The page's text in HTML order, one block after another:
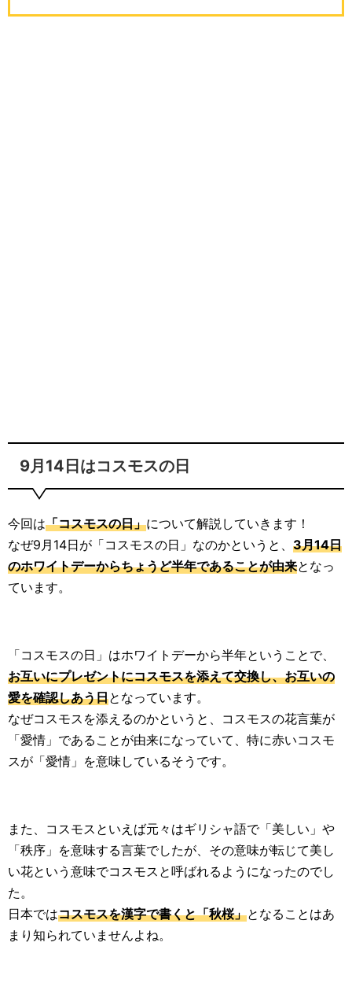
9月14日はコスモスの日
今回は「コスモスの日」について解説していきます！
なぜ9月14日が「コスモスの日」なのかというと、 3月14日
のホワイトデーからちょうど半年であることが由来となっ
ています。
「コスモスの日」はホワイトデーから半年ということで、
お互いにプレゼントにコスモスを添えて交換し、お互いの
愛を確認しあう日となっています。
なぜコスモスを添えるのかというと、コスモスの花言葉が
「愛情」であることが由来になっていて、特に赤いコスモ
スが「愛情」を意味しているそうです。
また、コスモスといえば元々はギリシャ語で「美しい」や
「秩序」を意味する言葉でしたが、その意味が転じて美し
い花という意味でコスモスと呼ばれるようになったのでし
た。
日本ではコスモスを漢字で書くと「秋桜」となることはあ
まり知られていませんよね。